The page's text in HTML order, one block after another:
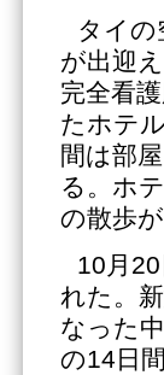
タイの
が出迎
完全看
たホテ
間は部
る。ホ
の散歩
10月
れた。
なった
の14日